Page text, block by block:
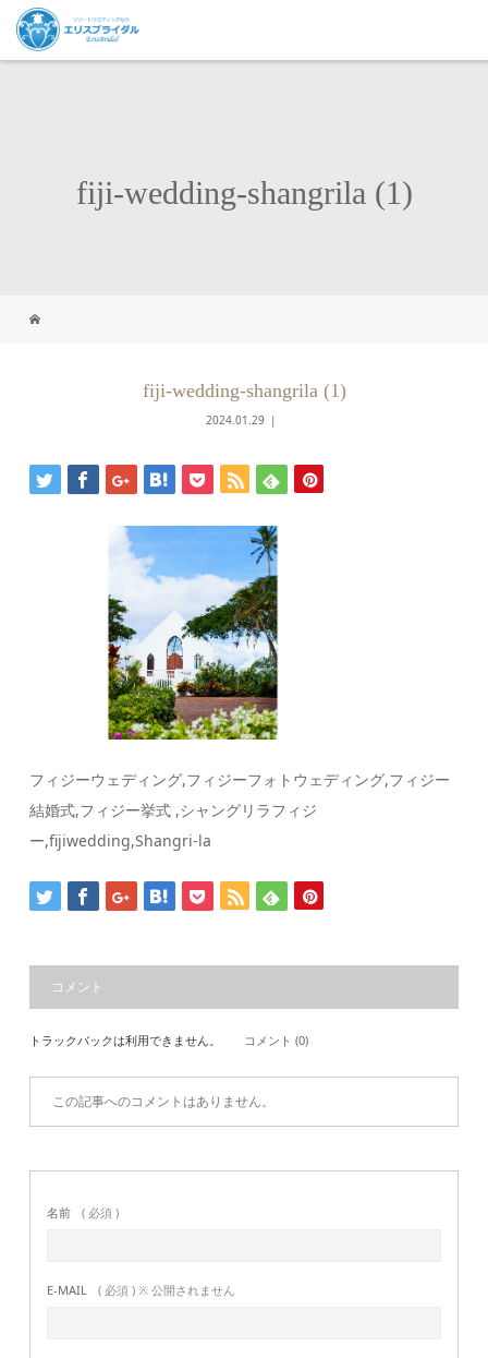
fiji-wedding-shangrila (1)
fiji-wedding-shangrila (1)
2024.01.29
フィジーウェディング,フィジーフォトウェディング,フィジー
結婚式,フィジー挙式 ,シャングリラフィジ
ー,fijiwedding,Shangri-la
コメント
トラックバックは利用できません。 コメント (0)
この記事へのコメントはありません。
名前 ( 必須 )
E-MAIL ( 必須 ) ※ 公開されません